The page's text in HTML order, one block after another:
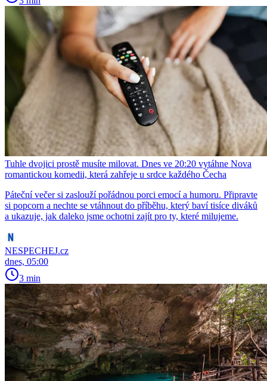
Tuhle dvojici prostě musíte milovat. Dnes ve 20:20 vytáhne Nova
romantickou komedii, která zahřeje u srdce každého Čecha
Páteční večer si zaslouží pořádnou porci emocí a humoru. Připravte
si popcorn a nechte se vtáhnout do příběhu, který baví tisíce diváků
a ukazuje, jak daleko jsme ochotni zajít pro ty, které milujeme.
NESPECHEJ.cz
dnes, 05:00
3 min